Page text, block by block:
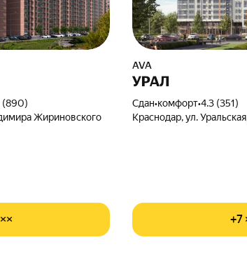
(890)
Жириновского
AVA
УРАЛ
Сдан•комфорт•4.3 (351)
Краснодар, ул.
+7